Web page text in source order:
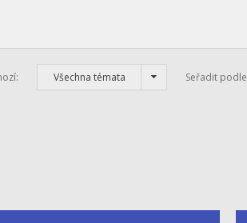
Všechna témata Seřadit podle